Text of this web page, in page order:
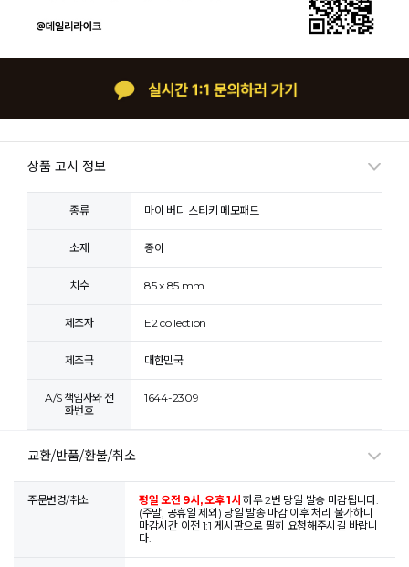
상품 고시 정보
종류 마이 버디 스티키 메모패드
소재 종이
치수 85 x 85 mm
제조자 E2 collection
제조국 대한민국
A/S 책임자와 전
화번호
1644-2309
교환/반품/환불/취소
주문변경/취소 평일 오전 9시, 오후 1시하루 2번 당일 발송 마감됩니다.
(주말, 공휴일 제외) 당일 발송 마감 이후 처리 불가하니
마감시간 이전 1:1 게시판으로 필히 요청해주시길 바랍니
다.